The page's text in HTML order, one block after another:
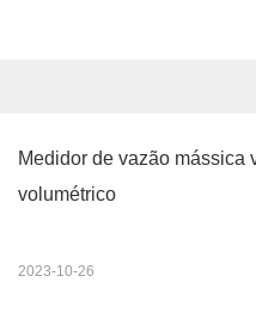
Medidor de vazão mássica
volumétrico
2023-10-26